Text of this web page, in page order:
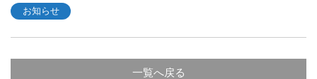
お知らせ
一覧へ戻る